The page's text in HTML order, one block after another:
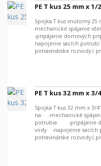
PE T kus 25 mm x
Spojka T kus vnútorný
mechanické spájanie
-pripájanie domových
napojenie sacích
potravinárske rozvody (
PE T kus 32 mm x
Spojka T kus 32 mm x 3/
na: -mechanické
potrubia -pripájanie
vody -napojenie sacích
potravinárske rozvody (